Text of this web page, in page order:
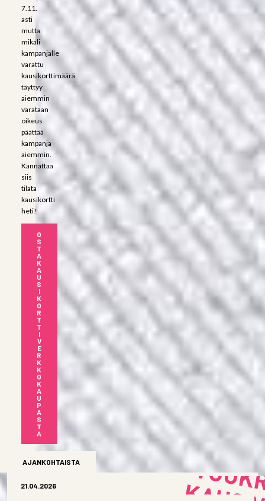
7.11.
asti
mutta
mikäli
kampanjalle
varattu
kausikorttimäärä
täyttyy
aiemmin
varataan
oikeus
päättää
kampanja
aiemmin.
Kannattaa
siis
tilata
kausikortti
heti!
O
S
T
A
K
A
U
S
I
K
O
R
T
T
I
V
E
R
K
K
O
K
A
U
P
A
S
T
A
AJANKOHTAISTA
21.04.2026